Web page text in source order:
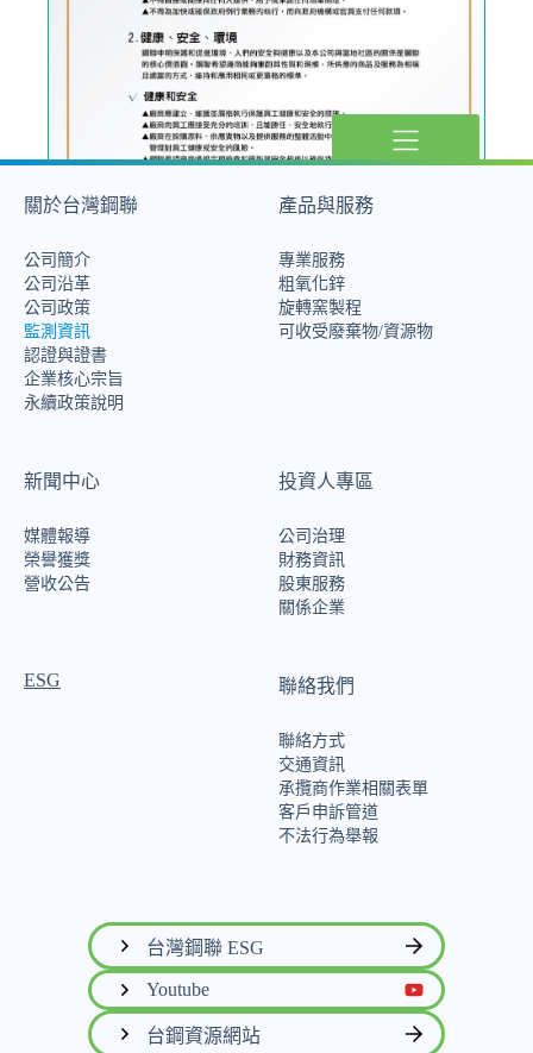
廠商行為準則
關於台灣鋼聯
公司簡介
公司沿革
公司政策
監測資訊
認證與證書
企業核心宗旨
永續政策說明
產品與服務
專業服務
粗氧化鋅
旋轉窯製程
可收受廢棄物/資源物
新聞中心
媒體報導
榮譽獲獎
營收公告
投資人專區
公司治理
財務資訊
股東服務
關係企業
ESG 聯絡我們
聯絡方式
交通資訊
承攬商作業相關表單
客戶申訴管道
不法行為舉報
台灣鋼聯 ESG
Youtube
台鋼資源網站